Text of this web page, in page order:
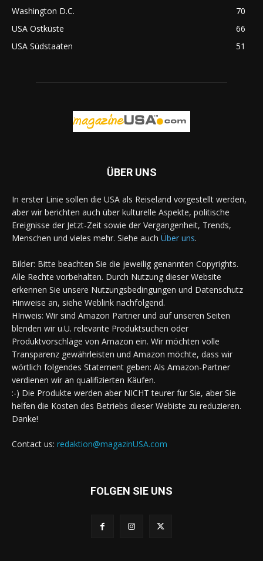
Washington D.C.
70
USA Ostküste
66
USA Südstaaten
51
ÜBER UNS
In erster Linie sollen die USA als Reiseland vorgestellt werden,
aber wir berichten auch über kulturelle Aspekte, politische
Ereignisse der Jetzt-Zeit sowie der Vergangenheit, Trends,
Menschen und vieles mehr. Siehe auch Über uns.
Bilder: Bitte beachten Sie die jeweilig genannten Copyrights.
Alle Rechte vorbehalten. Durch Nutzung dieser Website
erkennen Sie unsere Nutzungsbedingungen und Datenschutz
Hinweise an, siehe Weblink nachfolgend.
HInweis: Wir sind Amazon Partner und auf unseren Seiten
blenden wir u.U. relevante Produktsuchen oder
Produktvorschläge von Amazon ein. Wir möchten volle
Transparenz gewährleisten und Amazon möchte, dass wir
wörtlich folgendes Statement geben: Als Amazon-Partner
verdienen wir an qualifizierten Käufen.
:-) Die Produkte werden aber NICHT teurer für Sie, aber Sie
helfen die Kosten des Betriebs dieser Webiste zu reduzieren.
Danke!
Contact us: redaktion@magazinUSA.com
FOLGEN SIE UNS